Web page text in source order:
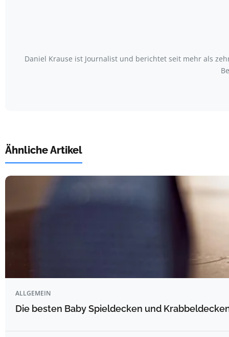
Daniel Krause ist Journalist und berichtet seit mehr als
Ähnliche Artikel
ALLGEMEIN
Die besten Baby Spieldecken und